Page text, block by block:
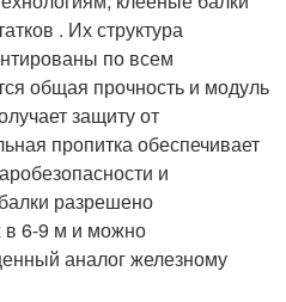
. Их структура
по всем
общая прочность и модуль
защиту от
пропитка обеспечивает
и
разрешено
в 6-9 м и можно
аналог железному